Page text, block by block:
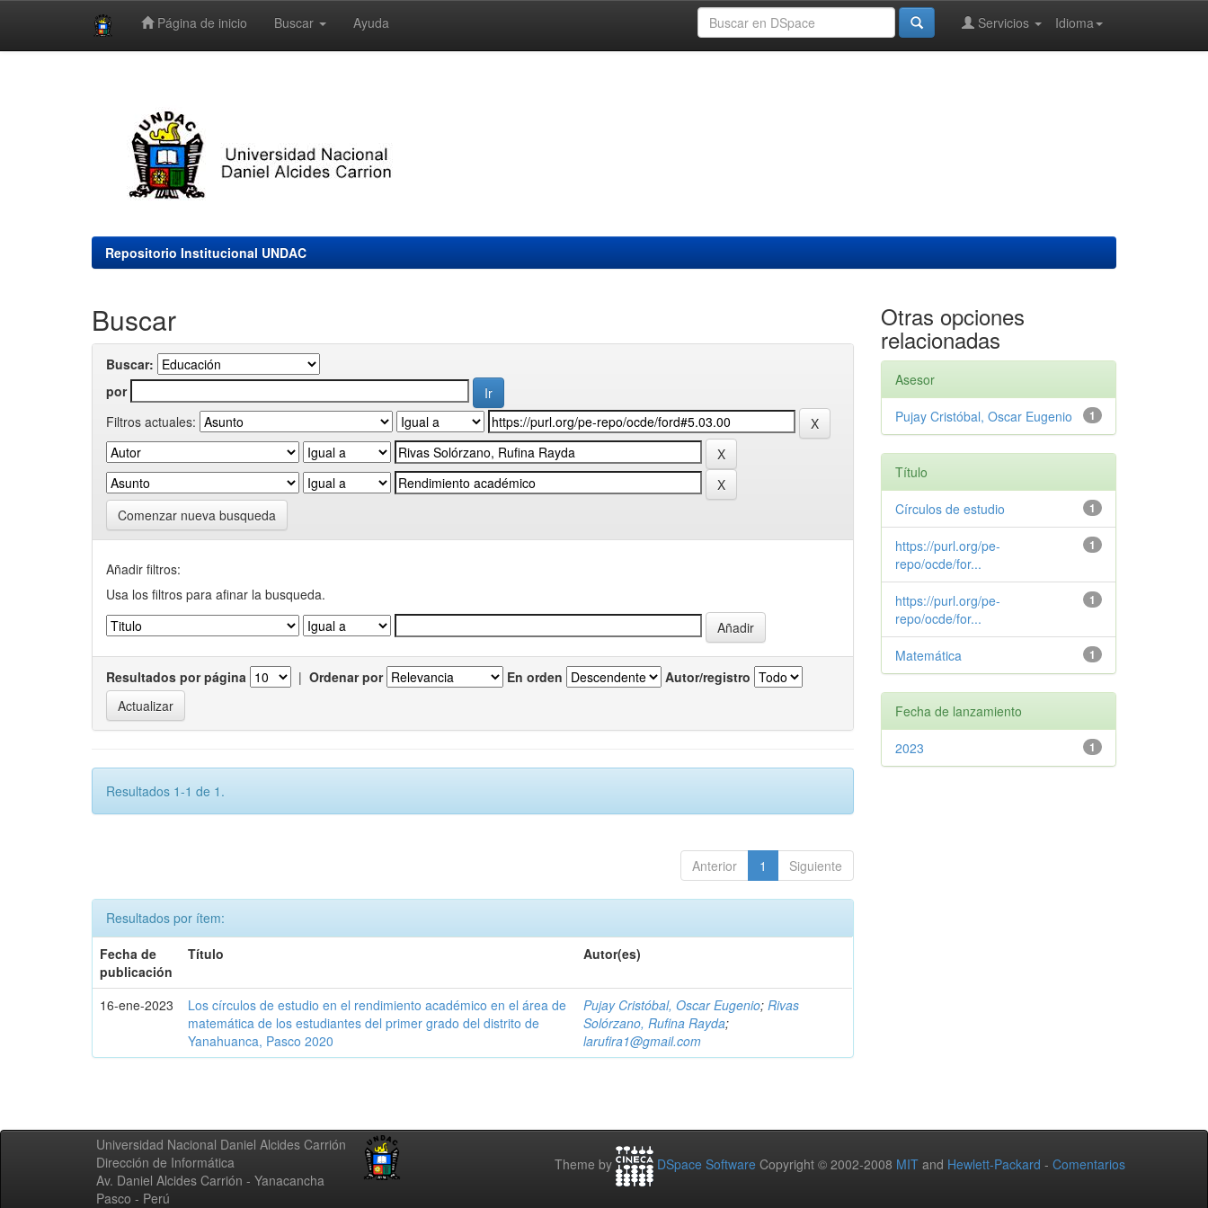
Página de inicio Buscar Ayuda Idioma
Servicios
Repositorio Institucional UNDAC
Buscar
Buscar:
por
Filtros actuales:
Comenzar nueva busqueda
Añadir filtros:
Usa los filtros para afinar la busqueda.
Resultados por página | Ordenar por En orden Autor/registro
Resultados 1-1 de 1.
Anterior 1 Siguiente
Resultados por ítem:
Fecha de
publicación
Título Autor(es)
16-ene-2023
Los círculos de estudio en el rendimiento académico en el área de
matemática de los estudiantes del primer grado del distrito de
Yanahuanca, Pasco 2020
Pujay Cristóbal, Oscar Eugenio;Rivas
Solórzano, Rufina Rayda;
larufira1@gmail.com
Otras opciones
relacionadas
Asesor
1
Pujay Cristóbal, Oscar Eugenio
Título
1
Círculos de estudio
1
https://purl.org/pe-
repo/ocde/for...
1
https://purl.org/pe-
repo/ocde/for...
1
Matemática
Fecha de lanzamiento
1
2023
Universidad Nacional Daniel Alcides Carrión
Dirección de Informática
Av. Daniel Alcides Carrión - Yanacancha
Pasco - Perú
Theme by DSpace Software Copyright © 2002-2008 MIT and Hewlett-Packard - Comentarios